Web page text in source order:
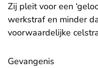
Zij pleit voor een
werkstraf en minder
voorwaardelijke
Gevangenis